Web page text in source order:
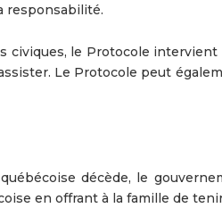
responsabilité.
civiques, le Protocole
Le Protocole peut
décède, le
en offrant à la famille de